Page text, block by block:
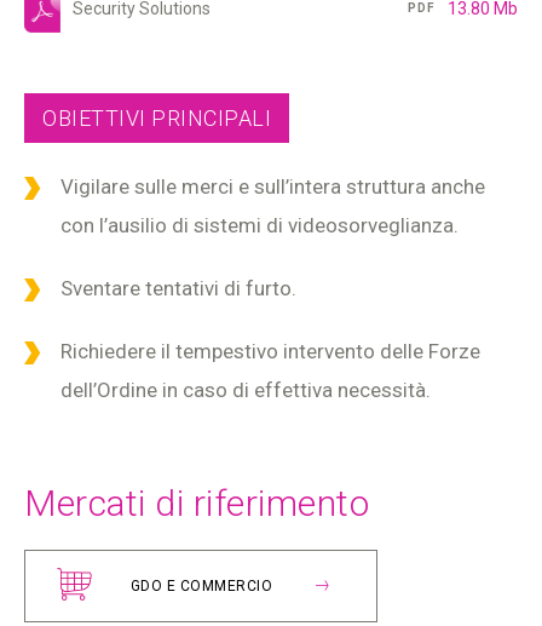
Security Solutions PDF 13.80 Mb
OBIETTIVI PRINCIPALI
Vigilare sulle merci e sull’intera struttura anche
con l’ausilio di sistemi di videosorveglianza.
Sventare tentativi di furto.
Richiedere il tempestivo intervento delle Forze
dell’Ordine in caso di effettiva necessità.
Mercati di riferimento
GDO E COMMERCIO